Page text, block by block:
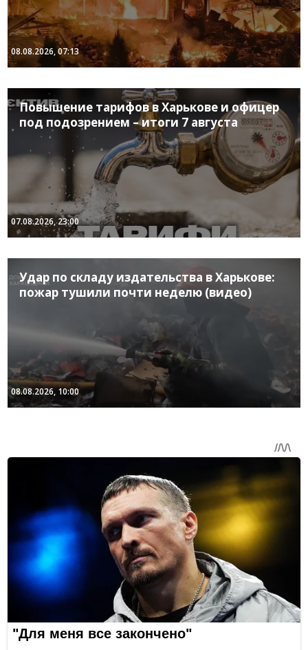
08.08.2026, 07:13
Повышение тарифов в Харькове и офицер
под подозрением – итоги 7 августа
07.08.2026, 23:00
Удар по складу издательства в Харькове:
пожар тушили почти неделю (видео)
08.08.2026, 10:00